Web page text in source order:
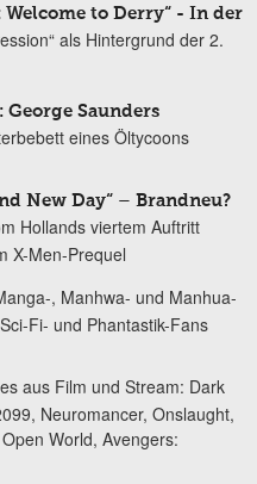
Welcome to Derry“ - In der
als Hintergrund der 2.
Saunders
eines Öltycoons
New Day“ – Brandneu?
Hollands viertem Auftritt
X-Men-Prequel
, Manhwa- und Manhua-
Fi- und Phantastik-Fans
aus Film und Stream: Dark
Neuromancer, Onslaught,
World, Avengers: